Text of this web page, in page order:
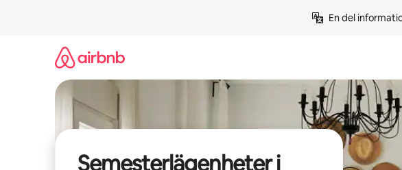
En del
Semesterlägenheter i